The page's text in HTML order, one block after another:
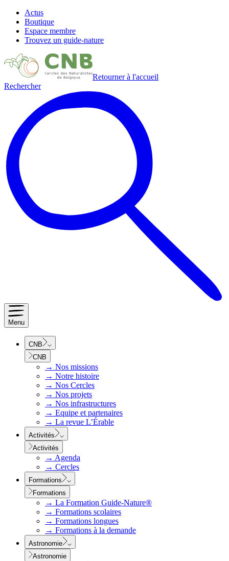
Actus
Boutique
Espace membre
Trouvez un guide-nature
Retourner à l'accueil
Rechercher
Menu
CNB
CNB
→ Nos missions
→ Notre histoire
→ Nos Cercles
→ Nos projets
→ Nos infrastructures
→ Equipe et partenaires
→ La revue L’Érable
Activités
Activités
→ Agenda
→ Cercles
Formations
Formations
→ La Formation Guide-Nature®
→ Formations scolaires
→ Formations longues
→ Formations à la demande
Astronomie
Astronomie